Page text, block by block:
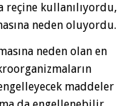
reçine kullanılıyordu,
neden oluyordu.
neden olan en
maddeler